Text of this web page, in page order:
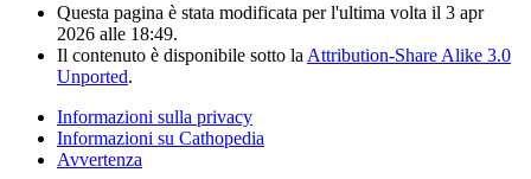
Questa pagina è stata modificata per l'ultima volta il 3 apr
2026 alle 18:49.
Il contenuto è disponibile sotto la Attribution-Share Alike 3.0
Unported.
Informazioni sulla privacy
Informazioni su Cathopedia
Avvertenza